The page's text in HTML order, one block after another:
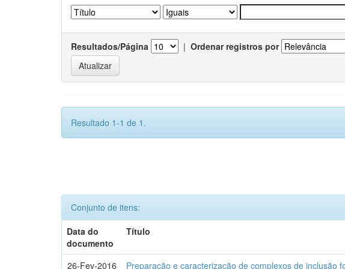
Resultados/Página | Ordenar registros por
Resultado 1-1 de 1.
Conjunto de itens:
Data do
documento
Título
26-Fev-2016 Preparação e caracterização de complexos de inclusão